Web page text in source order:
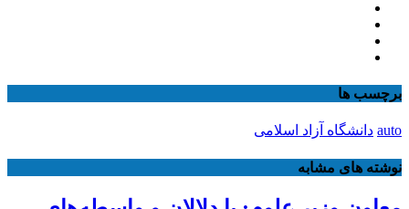
برچسب ها
auto دانشگاه آزاد اسلامی
نوشته های مشابه